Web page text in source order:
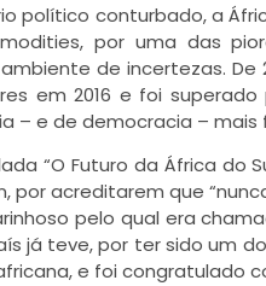
político conturbado, a
por uma das
de incertezas. De
em 2016 e foi
– e de democracia –
“O Futuro da África do
por acreditarem que
pelo qual era
já teve, por ter sido um
e foi congratulado